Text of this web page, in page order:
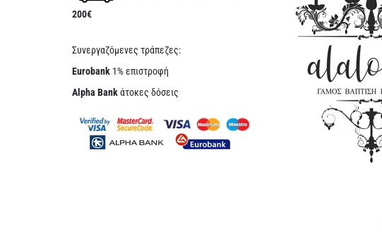
200€
Συνεργαζόμενες τράπεζες:
Eurobank 1% επιστροφή
Alpha Bankάτοκες δόσεις